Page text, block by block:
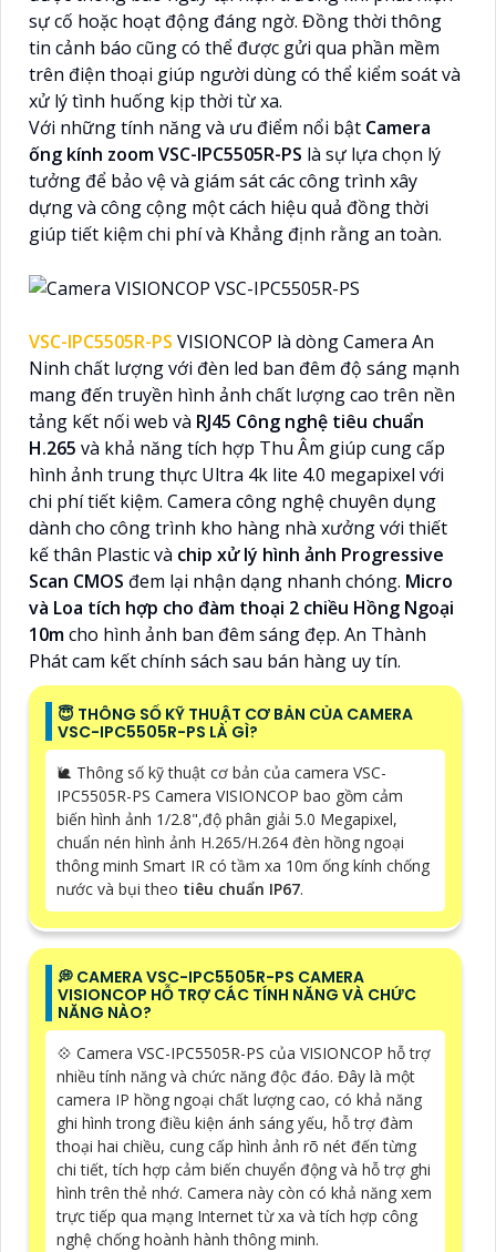
sự cố hoặc hoạt động đáng ngờ. Đồng thời thông
tin cảnh báo cũng có thể được gửi qua phần mềm
trên điện thoại giúp người dùng có thể kiểm soát và
xử lý tình huống kịp thời từ xa.
Với những tính năng và ưu điểm nổi bật Camera
ống kính zoom VSC-IPC5505R-PS là sự lựa chọn lý
tưởng để bảo vệ và giám sát các công trình xây
dựng và công cộng một cách hiệu quả đồng thời
giúp tiết kiệm chi phí và Khẳng định rằng an toàn.
VSC-IPC5505R-PS VISIONCOP là dòng Camera An
Ninh chất lượng với đèn led ban đêm độ sáng mạnh
mang đến truyền hình ảnh chất lượng cao trên nền
tảng kết nối web và RJ45 Công nghệ tiêu chuẩn
H.265 và khả năng tích hợp Thu Âm giúp cung cấp
hình ảnh trung thực Ultra 4k lite 4.0 megapixel với
chi phí tiết kiệm. Camera công nghệ chuyên dụng
dành cho công trình kho hàng nhà xưởng với thiết
kế thân Plastic và chip xử lý hình ảnh Progressive
Scan CMOS đem lại nhận dạng nhanh chóng. Micro
và Loa tích hợp cho đàm thoại 2 chiều Hồng Ngoại
10mcho hình ảnh ban đêm sáng đẹp. An Thành
Phát cam kết chính sách sau bán hàng uy tín.
😇 THÔNG SỐ KỸ THUẬT CƠ BẢN CỦA CAMERA
VSC-IPC5505R-PS LÀ GÌ?
🐌 Thông số kỹ thuật cơ bản của camera VSC-
IPC5505R-PS Camera VISIONCOP bao gồm cảm
biến hình ảnh 1/2.8",độ phân giải 5.0 Megapixel,
chuẩn nén hình ảnh H.265/H.264 đèn hồng ngoại
thông minh Smart IR có tầm xa 10m ống kính chống
nước và bụi theo tiêu chuẩn IP67.
️💭 CAMERA VSC-IPC5505R-PS CAMERA
VISIONCOP HỖ TRỢ CÁC TÍNH NĂNG VÀ CHỨC
NĂNG NÀO?
💠 Camera VSC-IPC5505R-PS của VISIONCOP hỗ trợ
nhiều tính năng và chức năng độc đáo. Đây là một
camera IP hồng ngoại chất lượng cao, có khả năng
ghi hình trong điều kiện ánh sáng yếu, hỗ trợ đàm
thoại hai chiều, cung cấp hình ảnh rõ nét đến từng
chi tiết, tích hợp cảm biến chuyển động và hỗ trợ ghi
hình trên thẻ nhớ. Camera này còn có khả năng xem
trực tiếp qua mạng Internet từ xa và tích hợp công
nghệ chống hoành hành thông minh.